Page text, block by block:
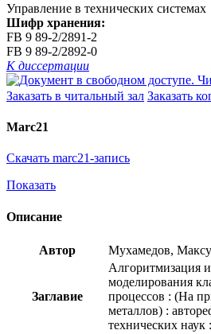
Управление в технических системах
Шифр хранения:
FB 9 89-2/2891-2
FB 9 89-2/2892-0
К диссертации
Заказать в читальный зал Заказать
Marc21
Скачать marc21-запись
Показать
Описание
Автор Мухамедов,
Заглавие
Алгоритмизация
моделирования
процессов : (На
металлов) :
технических наук